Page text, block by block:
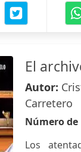
El
Autor:
Carretero
Número de
Los